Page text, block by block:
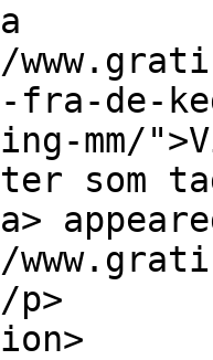
fra-de-
mm/
som
p>